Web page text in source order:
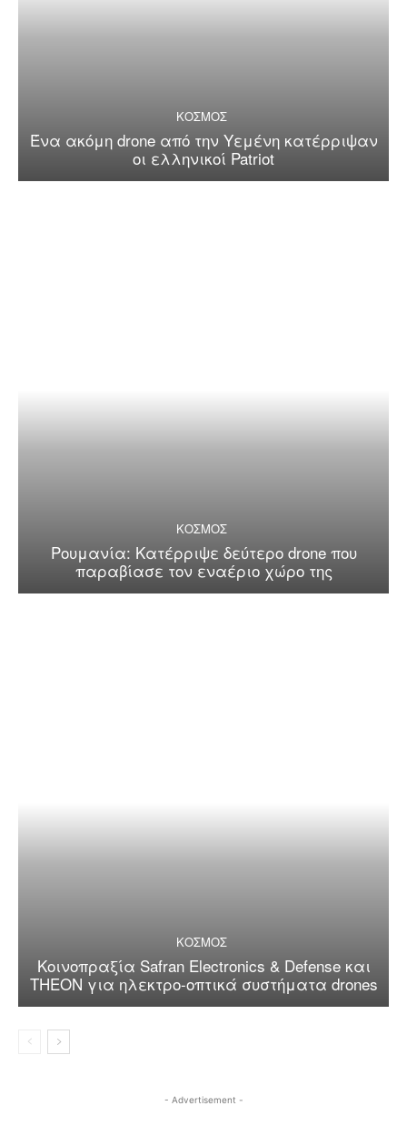
ΚΟΣΜΟΣ
Ένα ακόμη drone από την Υεμένη κατέρριψαν
οι ελληνικοί Patriot
ΚΟΣΜΟΣ
Ρουμανία: Κατέρριψε δεύτερο drone που
παραβίασε τον εναέριο χώρο της
ΚΟΣΜΟΣ
Κοινοπραξία Safran Electronics & Defense και
THEON για ηλεκτρο-οπτικά συστήματα drones
- Advertisement -